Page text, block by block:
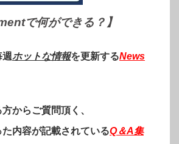
で何ができる？ 】
ホットな情報を更新するNews
からご質問頂く、
内容が記載されているQ＆A集